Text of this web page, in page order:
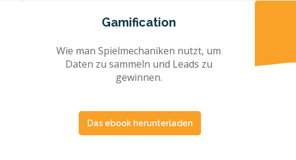
Gamification
Wie man Spielmechaniken nutzt, um
Daten zu sammeln und Leads zu
gewinnen.
Das ebook herunterladen